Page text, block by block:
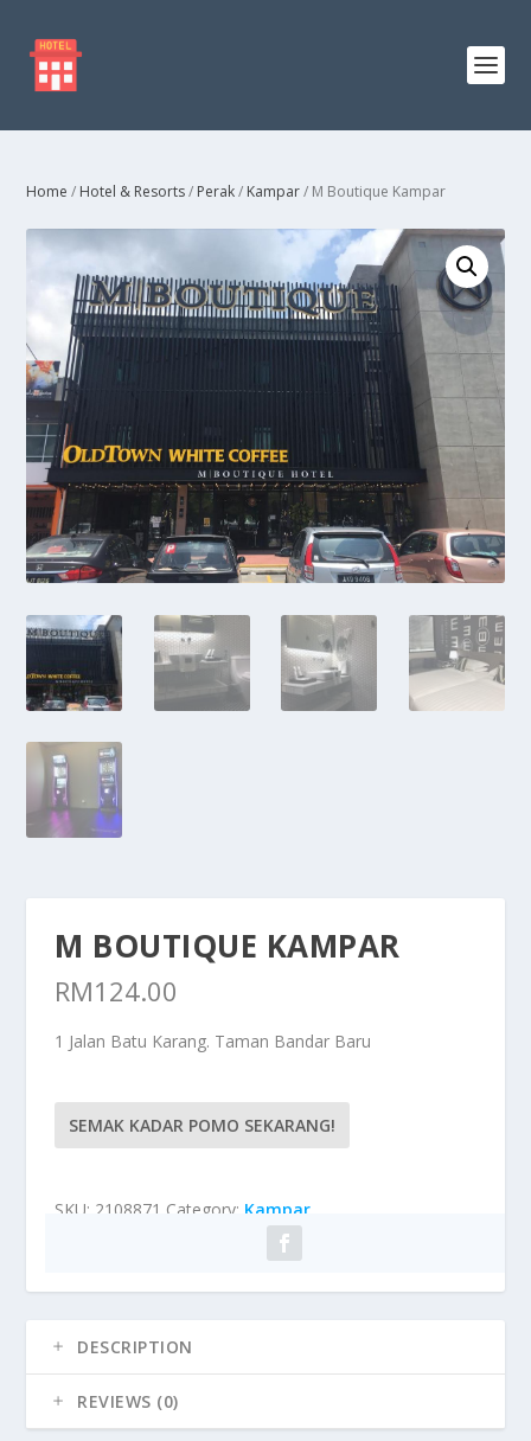
Home / Hotel & Resorts/ Perak/ Kampar/ M Boutique Kampar
M BOUTIQUE KAMPAR
RM124.00
1 Jalan Batu Karang. Taman Bandar Baru
SEMAK KADAR POMO SEKARANG!
SKU: 2108871 Category: Kampar
DESCRIPTION
REVIEWS (0)